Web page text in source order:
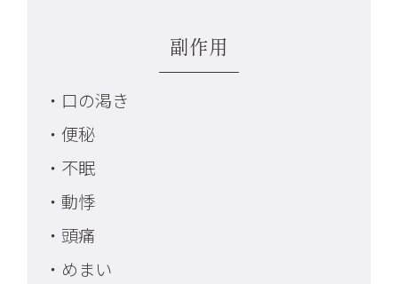
副作用
・口の渇き
・便秘
・不眠
・動悸
・頭痛
・めまい